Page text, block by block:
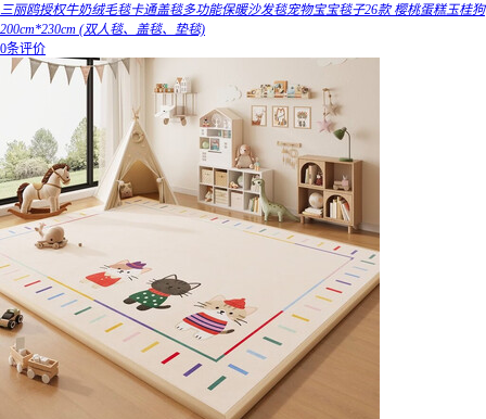
三丽鸥授权牛奶绒毛毯卡通盖毯多功能保暖沙发毯宠物宝宝毯子26款 樱桃蛋糕玉桂狗
200cm*230cm (双人毯、盖毯、垫毯)
0条评价